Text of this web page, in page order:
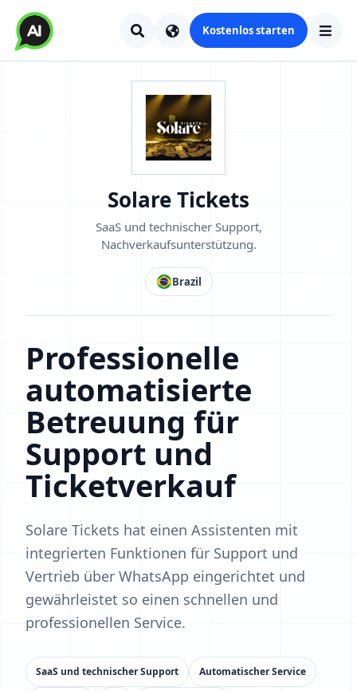
Kostenlos starten
Solare Tickets
SaaS und technischer Support,
Nachverkaufsunterstützung.
Brazil
Professionelle
automatisierte
Betreuung für
Support und
Ticketverkauf
Solare Tickets hat einen Assistenten mit
integrierten Funktionen für Support und
Vertrieb über WhatsApp eingerichtet und
gewährleistet so einen schnellen und
professionellen Service.
SaaS und technischer Support Automatischer Service